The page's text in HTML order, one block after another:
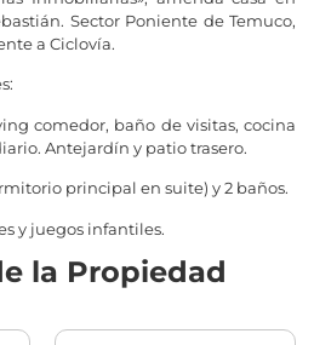
Sector Poniente de Temuco,
a Ciclovía.
comedor, baño de visitas, cocina
Antejardín y patio trasero.
principal en suite) y 2 baños.
y juegos infantiles.
la Propiedad